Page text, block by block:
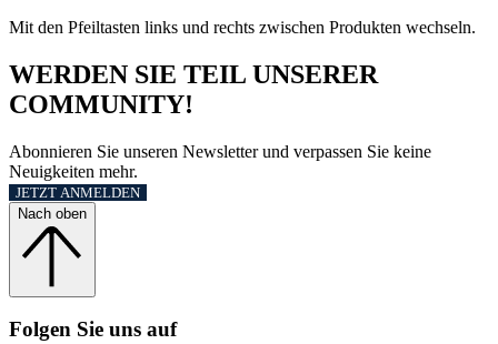
Mit den Pfeiltasten links und rechts zwischen Produkten wechseln.
WERDEN SIE TEIL UNSERER
COMMUNITY!
Abonnieren Sie unseren Newsletter und verpassen Sie keine
Neuigkeiten mehr.
JETZT ANMELDEN
Nach oben
Folgen Sie uns auf